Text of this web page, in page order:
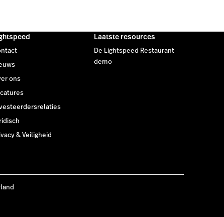
ons
& Veiligheid
Laatste resources
De Lightspeed Restaurant
demo